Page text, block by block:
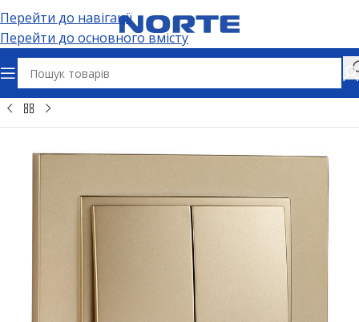
Перейти до навігації
Перейти до основного вмісту
Головна Електрофурнітура Вимикачі та дімери